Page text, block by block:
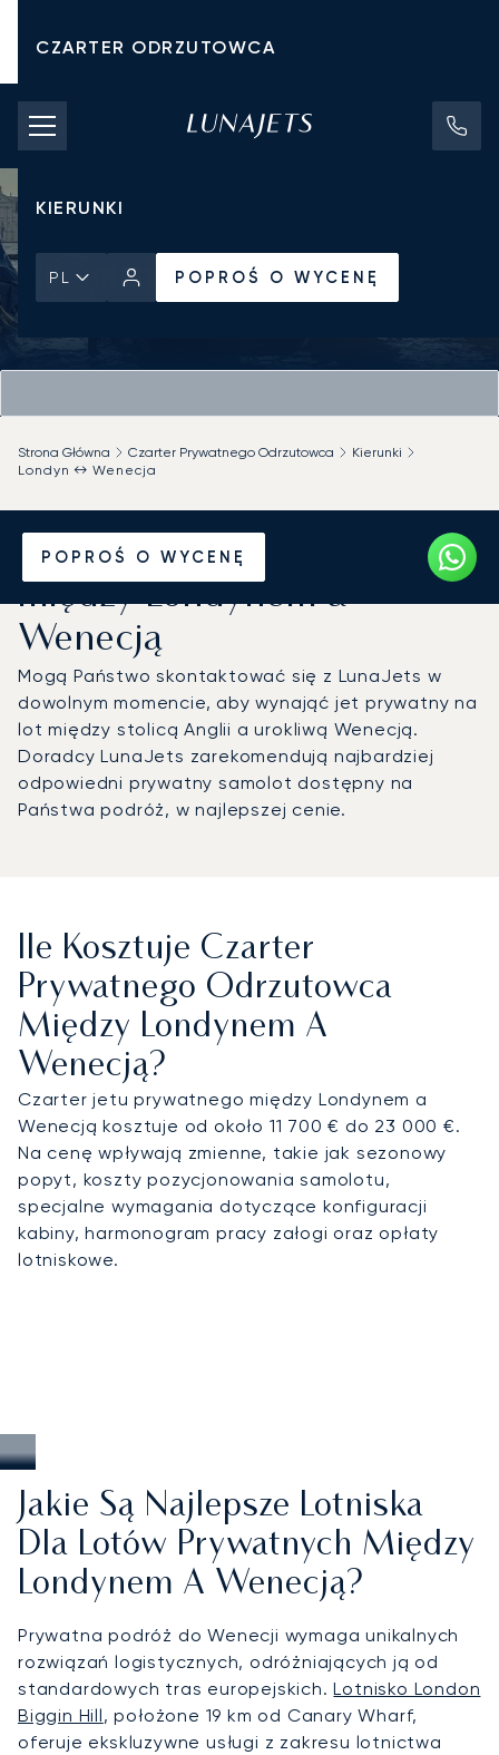
CZARTER ODRZUTOWCA
KOSZTY CZARTERU
PRYWATNE ODRZUTOWCE
KIERUNKI
PL POPROŚ O WYCENĘ
POPROŚ O WYCENĘ
Strona Główna Czarter Prywatnego Odrzutowca
Kierunki
Londyn ↔ Wenecja
Wynajmij jet prywatny
między Londynem a
Wenecją
Mogą Państwo skontaktować się z LunaJets w
dowolnym momencie, aby wynająć jet prywatny na
lot między stolicą Anglii a urokliwą Wenecją.
Doradcy LunaJets zarekomendują najbardziej
odpowiedni prywatny samolot dostępny na
Państwa podróż, w najlepszej cenie.
Ile Kosztuje Czarter
Prywatnego Odrzutowca
Między Londynem A
Wenecją?
Czarter jetu prywatnego między Londynem a
Wenecją kosztuje od około 11 700 € do 23 000 €.
Na cenę wpływają zmienne, takie jak sezonowy
popyt, koszty pozycjonowania samolotu,
specjalne wymagania dotyczące konfiguracji
kabiny, harmonogram pracy załogi oraz opłaty
lotniskowe.
Jakie Są Najlepsze Lotniska
Dla Lotów Prywatnych Między
Londynem A Wenecją?
Prywatna podróż do Wenecji wymaga unikalnych
rozwiązań logistycznych, odróżniających ją od
standardowych tras europejskich.Lotnisko London
Biggin Hill, położone 19 km od Canary Wharf,
oferuje ekskluzywne usługi z zakresu lotnictwa